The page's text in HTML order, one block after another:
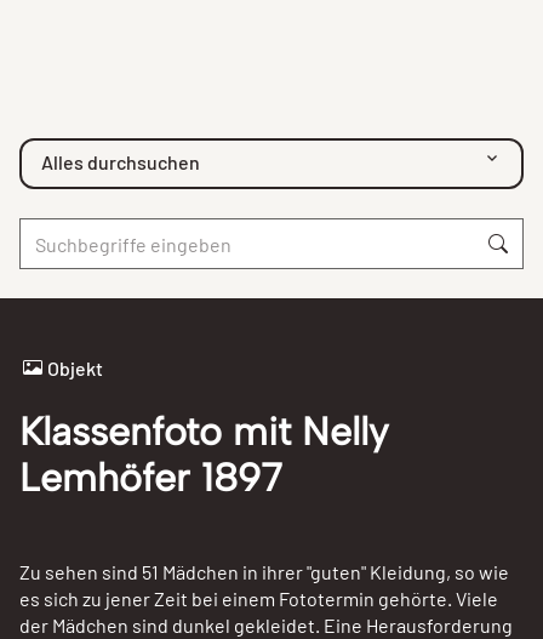
Alles durchsuchen
Objekt
Klassenfoto mit Nelly
Lemhöfer 1897
Zu sehen sind 51 Mädchen in ihrer "guten" Kleidung, so wie
es sich zu jener Zeit bei einem Fototermin gehörte. Viele
der Mädchen sind dunkel gekleidet. Eine Herausforderung